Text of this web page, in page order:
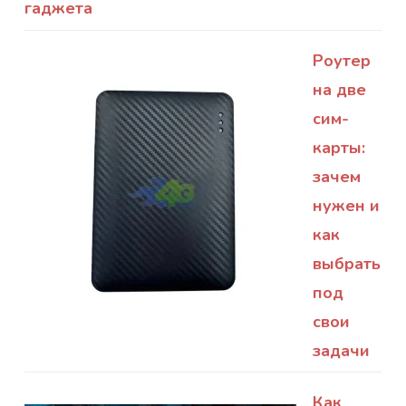
гаджета
Роутер
на две
сим-
карты:
зачем
нужен и
как
выбрать
под
свои
задачи